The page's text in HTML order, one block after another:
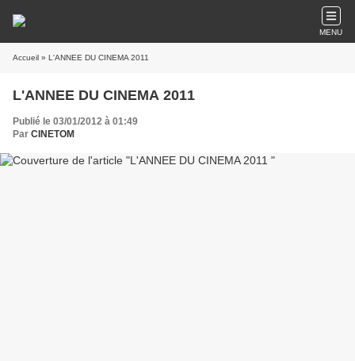
MENU
Accueil » L'ANNEE DU CINEMA 2011
L'ANNEE DU CINEMA 2011
Publié le 03/01/2012 à 01:49
Par CINETOM